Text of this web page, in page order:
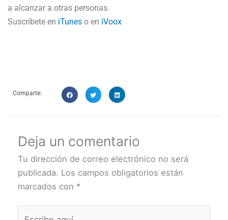
a alcanzar a otras personas.
Suscríbete en iTunes o en iVoox
Comparte:
Deja un comentario
Tu dirección de correo electrónico no será
publicada. Los campos obligatorios están
marcados con *